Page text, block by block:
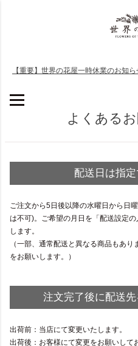
【重要】世界の花屋一時休業のお知ら
よくある
配送日は指
ご注文から5日後以降の水曜日から日
は不可)。ご希望の月日を「配送設定
します。
（一部、通常配送と異なる商品もあ
をお願いします。）
注文完了後に配送
出荷前：当店にて変更いたします。
出荷後：お客様にて変更をお願いして